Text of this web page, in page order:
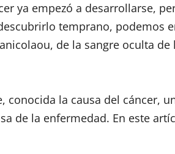
ya empezó a desarrollarse,
temprano, podemos
de la sangre oculta
conocida la causa del cáncer,
de la enfermedad. En este